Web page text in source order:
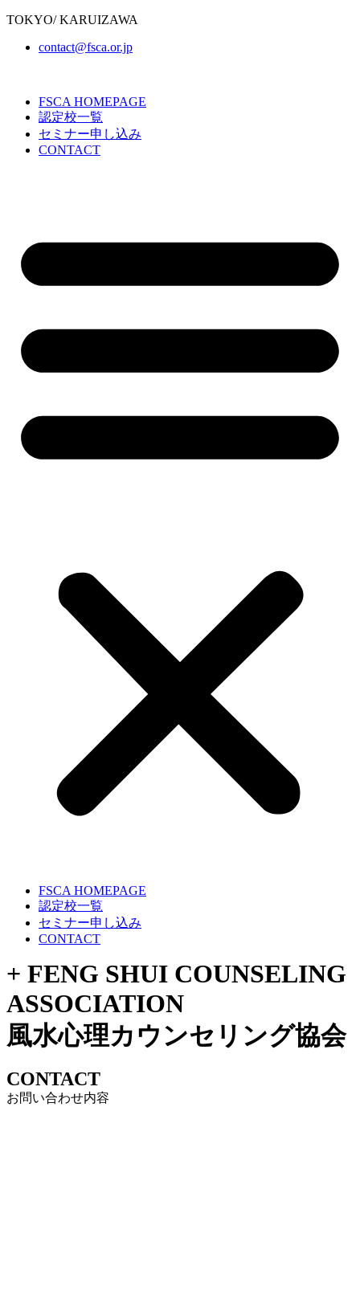
TOKYO/ KARUIZAWA
contact@fsca.or.jp
FSCA HOMEPAGE
認定校一覧
セミナー申し込み
CONTACT
FSCA HOMEPAGE
認定校一覧
セミナー申し込み
CONTACT
+ FENG SHUI COUNSELING
ASSOCIATION
風水心理カウンセリング協会
CONTACT
お問い合わせ内容